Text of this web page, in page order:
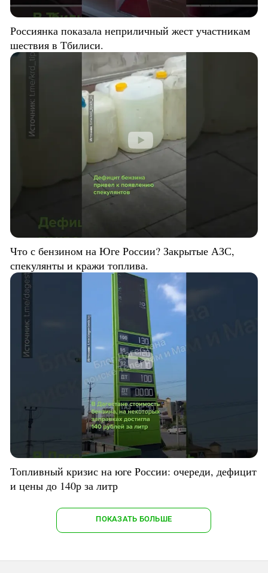
Россиянка показала неприличный жест участникам
шествия в Тбилиси.
Что с бензином на Юге России? Закрытые АЗС,
спекулянты и кражи топлива.
Топливный кризис на юге России: очереди, дефицит
и цены до 140р за литр
ПОКАЗАТЬ БОЛЬШЕ